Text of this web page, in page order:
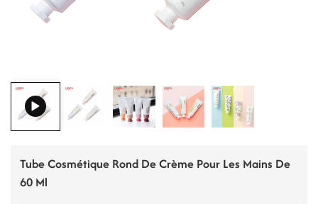
Tube Cosmétique Rond De Crème Pour Les Mains De
60 Ml